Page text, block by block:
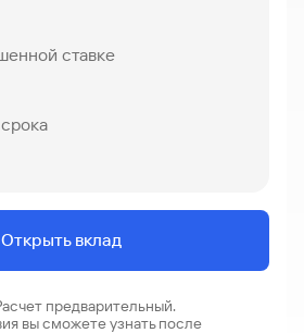
ставке
Открыть вклад
предварительный.
вы сможете узнать после